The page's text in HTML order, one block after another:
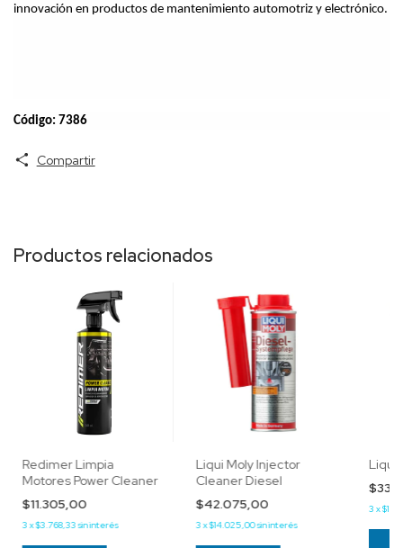
innovación en productos de mantenimiento automotriz y electrónico.
Código: 7386
Compartir
Productos relacionados
Redimer Limpia
Motores Power Cleaner
$11.305,00
3 x$3.768,33 sin interés
Liqui Moly Injector
Cleaner Diesel
$42.075,00
3x$14.025,00sin interés
Liqui
3 x